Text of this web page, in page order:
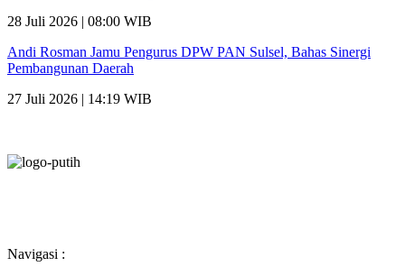
28 Juli 2026 | 08:00 WIB
Andi Rosman Jamu Pengurus DPW PAN Sulsel, Bahas Sinergi
Pembangunan Daerah
27 Juli 2026 | 14:19 WIB
Navigasi :